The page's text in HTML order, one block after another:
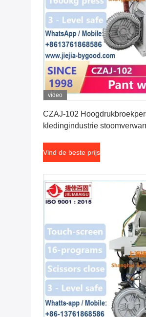
video
CZAJ-102
kledingindustrie
Vind de beste prijs